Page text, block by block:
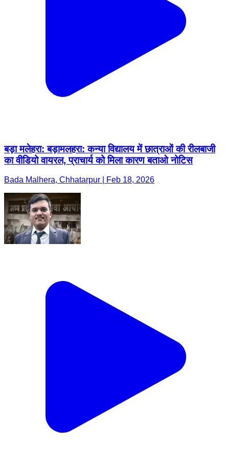
बड़ा मलेहरा: बड़ामलहरा: कन्या विद्यालय में छात्राओं की रीलबाजी
का वीडियो वायरल, प्राचार्य को मिला कारण बताओ नोटिस
Bada Malhera, Chhatarpur | Feb 18, 2026